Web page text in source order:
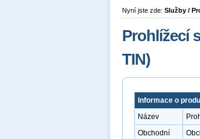
Nyní jste zde: Služby /
Prohlížecí
TIN)
Informace o
Název
Obchodní